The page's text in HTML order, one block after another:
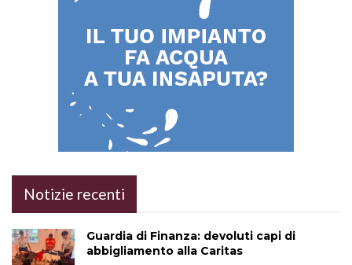
Notizie recenti
Guardia di Finanza: devoluti capi di
abbigliamento alla Caritas